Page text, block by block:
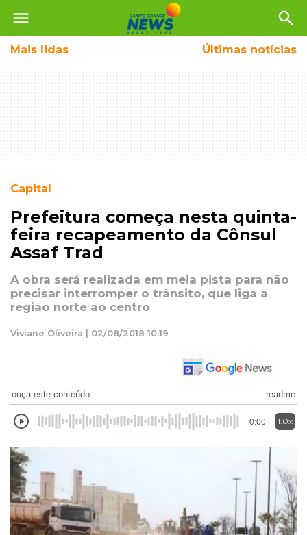
menu search
Mais lidas Últimas notícias
Capital
Prefeitura começa nesta quinta-
feira recapeamento da Cônsul
Assaf Trad
A obra será realizada em meia pista para não
precisar interromper o trânsito, que liga a
região norte ao centro
Viviane Oliveira | 02/08/2018 10:19
ouça este conteúdo readme
0:00 1.0x